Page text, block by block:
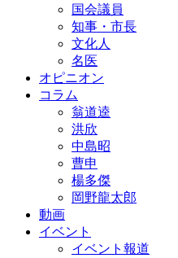
国会議員
知事・市長
文化人
名医
オピニオン
コラム
翁道逵
洪欣
中島昭
曹申
楊多傑
岡野龍太郎
動画
イベント
イベント報道